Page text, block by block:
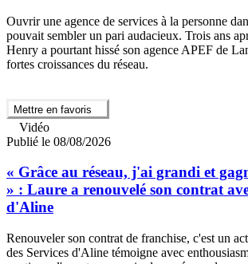
Ouvrir une agence de services à la personne
pouvait sembler un pari audacieux. Trois ans
Henry a pourtant hissé son agence APEF de
fortes croissances du réseau.
Mettre en favoris
Vidéo
Publié le 08/08/2026
« Grâce au réseau, j'ai grandi et
» : Laure a renouvelé son contrat
d'Aline
Renouveler son contrat de franchise, c'est un
des Services d'Aline témoigne avec